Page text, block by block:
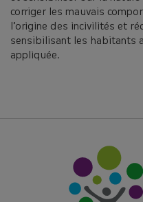
corriger les mauvais
l’origine des incivilités et
sensibilisant les habitants
appliquée.